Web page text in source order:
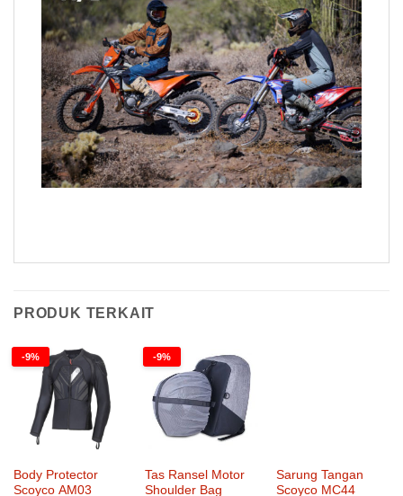
PRODUK TERKAIT
-9%
Body Protector
Scoyco AM03
-9%
Tas Ransel Motor
Shoulder Bag
Sarung Tangan
Scoyco MC44